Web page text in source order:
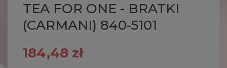
TEA FOR ONE - BRATKI
(CARMANI) 840-5101
184,48 zł